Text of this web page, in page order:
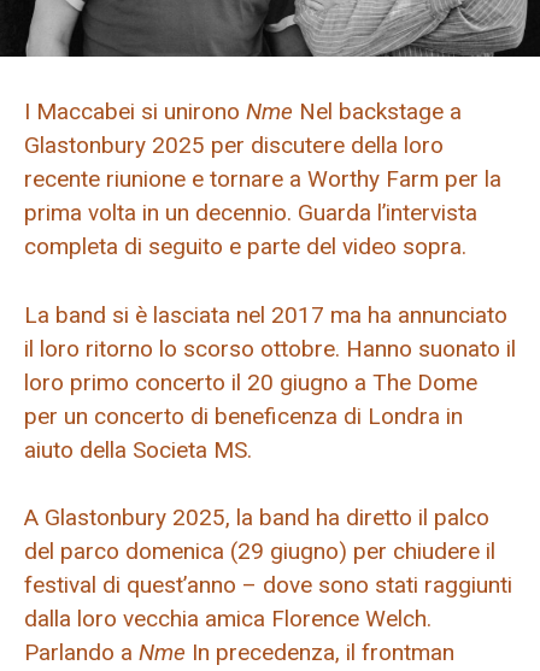
I Maccabei si unirono Nme Nel backstage a
Glastonbury 2025 per discutere della loro
recente riunione e tornare a Worthy Farm per la
prima volta in un decennio. Guarda l’intervista
completa di seguito e parte del video sopra.
La band si è lasciata nel 2017 ma ha annunciato
il loro ritorno lo scorso ottobre. Hanno suonato il
loro primo concerto il 20 giugno a The Dome
per un concerto di beneficenza di Londra in
aiuto della Societa MS.
A Glastonbury 2025, la band ha diretto il palco
del parco domenica (29 giugno) per chiudere il
festival di quest’anno – dove sono stati raggiunti
dalla loro vecchia amica Florence Welch.
Parlando a Nme In precedenza, il frontman